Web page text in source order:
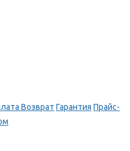
Возврат Гарантия Прайс-